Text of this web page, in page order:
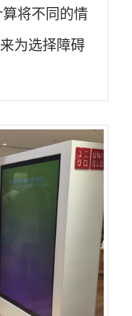
将不同的情
为选择障碍